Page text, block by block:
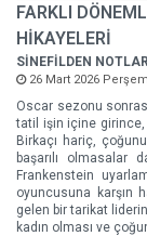
FARKLI
HİKAYELERİ
SİNEFİLDEN
26 Mart 2026
Oscar sezonu
tatil işin içine girince,
Birkaçı hariç,
başarılı olmasalar
Frankenstein
oyuncusuna karşın
gelen bir tarikat
kadın olması ve